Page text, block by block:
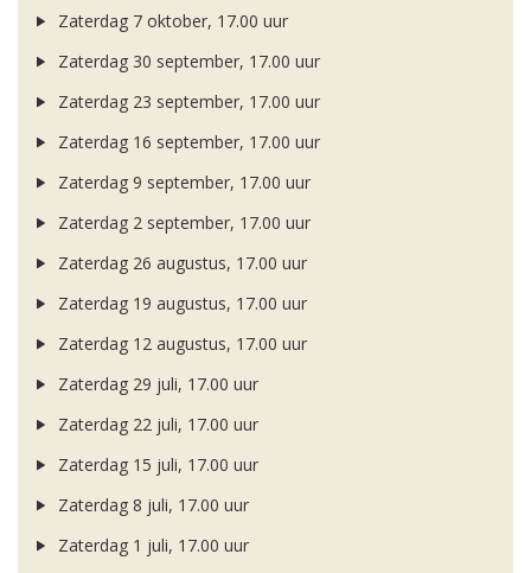
Zaterdag 7 oktober, 17.00 uur
Zaterdag 30 september, 17.00 uur
Zaterdag 23 september, 17.00 uur
Zaterdag 16 september, 17.00 uur
Zaterdag 9 september, 17.00 uur
Zaterdag 2 september, 17.00 uur
Zaterdag 26 augustus, 17.00 uur
Zaterdag 19 augustus, 17.00 uur
Zaterdag 12 augustus, 17.00 uur
Zaterdag 29 juli, 17.00 uur
Zaterdag 22 juli, 17.00 uur
Zaterdag 15 juli, 17.00 uur
Zaterdag 8 juli, 17.00 uur
Zaterdag 1 juli, 17.00 uur